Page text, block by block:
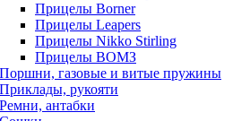
Прицелы Borner
Прицелы Leapers
Прицелы Nikko Stirling
Прицелы ВОМЗ
Поршни, газовые и витые пружины
Приклады, рукояти
Ремни, антабки